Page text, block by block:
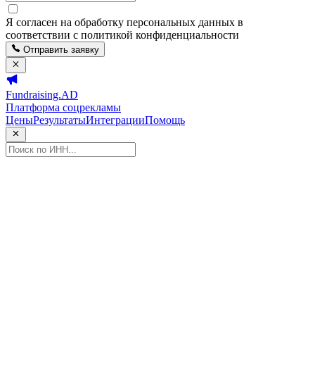
Я согласен на обработку персональных данных в
соответствии с политикой конфиденциальности
Отправить заявку
Fundraising.AD
Платформа соцрекламы
ЦеныРезультатыИнтеграцииПомощь